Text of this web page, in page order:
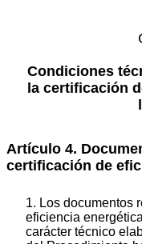
Condiciones
la certificación
Artículo 4.
certificación de
1. Los documentos
eficiencia
carácter técnico